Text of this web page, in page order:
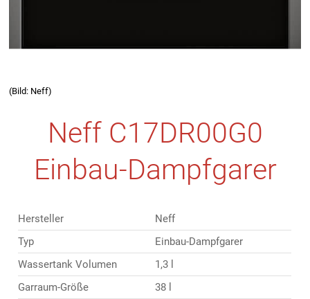
(Bild: Neff)
Neff C17DR00G0
Einbau-Dampfgarer
Hersteller
Neff
Typ
Einbau-Dampfgarer
Wassertank Volumen
1,3 l
Garraum-Größe
38 l